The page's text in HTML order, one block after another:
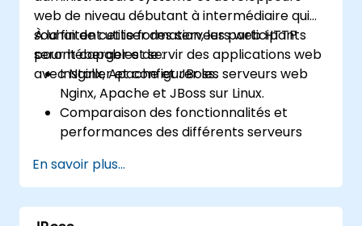
web de niveau débutant à intermédiaire qui
souhaitent utiliser des serveurs web HTTP
pour héberger et servir des applications web
avec Nginx, Apache et JBoss.
À la fin de cette formation, les participants
seront capables de :
Installer et configurer les serveurs web
Nginx, Apache et JBoss sur Linux.
Comparaison des fonctionnalités et
performances des différents serveurs
Utiliser des modules et plugins de serveur
web pour étendre la fonctionnalité et la
sécurité des serveurs web.
En savoir plus...